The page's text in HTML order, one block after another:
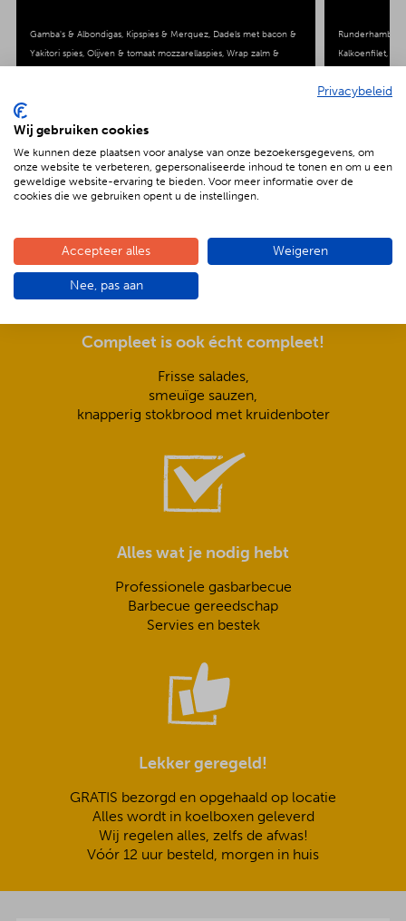
Gamba's & Albondigas Kipspies & Merquez Dadels met bacon &
Yakitori spies Olijven & tomaat mozzarellaspies Wrap zalm &
Kalkoenfilet
De voordelen van BBQenzo.nl
Compleet is ook écht compleet!
Frisse salades,
smeuïge sauzen,
knapperig stokbrood met kruidenboter
Alles wat je nodig hebt
Professionele gasbarbecue
Barbecue gereedschap
Servies en bestek
Lekker geregeld!
GRATIS bezorgd en opgehaald op locatie
Alles wordt in koelboxen geleverd
Wij regelen alles, zelfs de afwas!
Vóór 12 uur besteld, morgen in huis
Privacybeleid
Wij gebruiken cookies
We kunnen deze plaatsen voor analyse van onze bezoekersgegevens, om
onze website te verbeteren, gepersonaliseerde inhoud te tonen en om u een
geweldige website-ervaring te bieden. Voor meer informatie over de
cookies die we gebruiken opent u de instellingen.
Accepteer alles Weigeren
Nee, pas aan